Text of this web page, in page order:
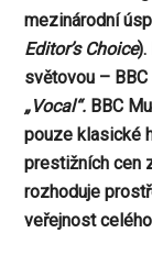
mezinárodní
Editor’s Choice).
světovou –
„Vocal“. BBC
pouze klasické
prestižních cen
rozhoduje
veřejnost